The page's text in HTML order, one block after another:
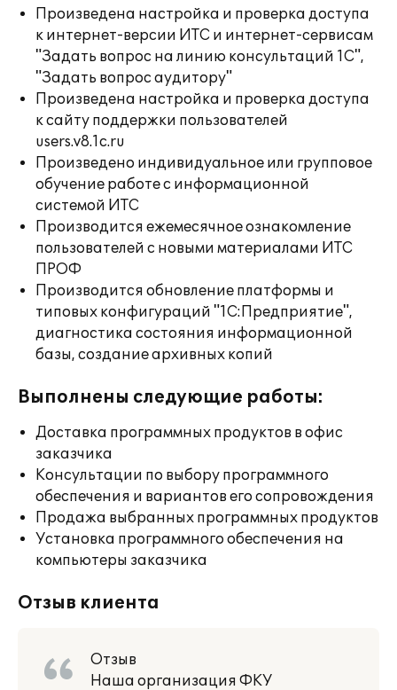
Произведена настройка и проверка доступа
к интернет-версии ИТС и интернет-сервисам
"Задать вопрос на линию консультаций 1С",
"Задать вопрос аудитору"
Произведена настройка и проверка доступа
к сайту поддержки пользователей
users.v8.1c.ru
Произведено индивидуальное или групповое
обучение работе с информационной
системой ИТС
Производится ежемесячное ознакомление
пользователей с новыми материалами ИТС
ПРОФ
Производится обновление платформы и
типовых конфигураций "1С:Предприятие",
диагностика состояния информационной
базы, создание архивных копий
Выполнены следующие работы:
Доставка программных продуктов в офис
заказчика
Консультации по выбору программного
обеспечения и вариантов его сопровождения
Продажа выбранных программных продуктов
Установка программного обеспечения на
компьютеры заказчика
Отзыв клиента
Отзыв
Наша организация ФКУ